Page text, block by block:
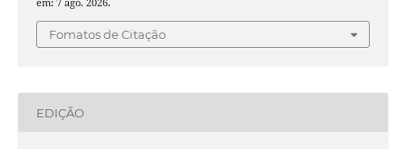
Fomatos de Citação
EDIÇÃO